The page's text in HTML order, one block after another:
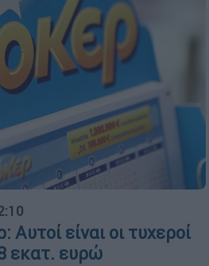
είναι οι τυχεροί
εκατ. ευρώ